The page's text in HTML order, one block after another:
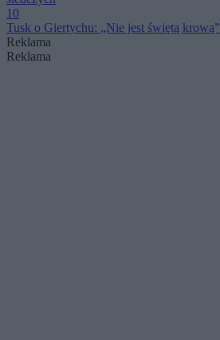
10
Tusk o Giertychu: „Nie jest świętą krową”
Reklama
Reklama